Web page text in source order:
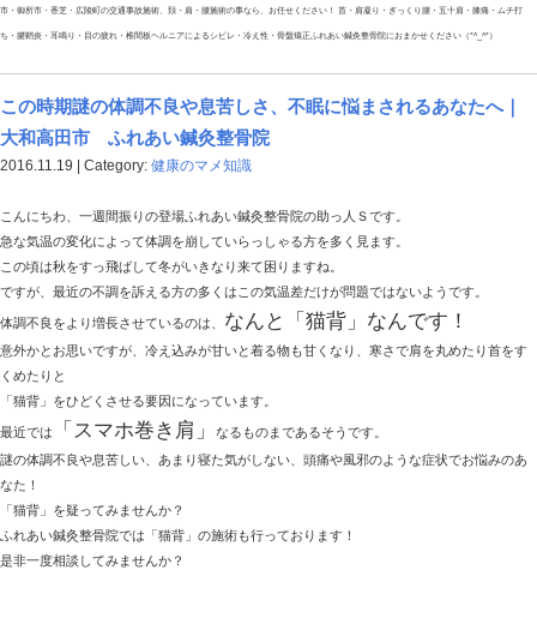
市・御所市・香芝・広陵町の交通事故施術、頚・肩・腰施術の事なら、お任せください！ 首・肩
ち・腱鞘炎・耳鳴り・目の疲れ・椎間板ヘルニアによるシビレ・冷え性・骨盤矯正ふれあい鍼灸
せきのツボ｜大和高田市 ふれあい鍼灸整骨
2016.11.22 | Category:鍼灸施術
皆さん、食べ物が間違って気道に入った時や、たんがか
き』に悩まされた事はありませんか？
これは、のどや気道、気管支の中の異物を吐きだそうと
『せき』には色んな時にでるものがありますが
今回は、そういった『せき』の中でも風邪などの時にで
即効性が高いツボを紹介したいと思います。
【孔最】